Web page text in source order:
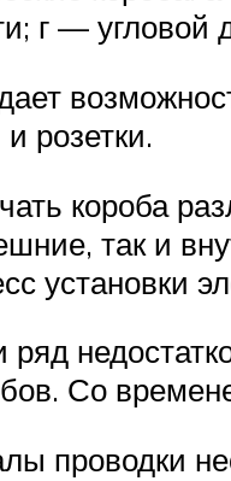
г —
розетки.
короба
так и
установки
ряд
Со
проводки